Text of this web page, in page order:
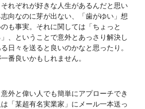
れぞれが好きな人生があるんだと思い
向なのに芽が出ない、「歯がゆい」想
も事実。それに関しては「ちょっと
、ということで意外とあっさり解決し
日々を送ると良いのかなと思ったり。
番良いかもしれません。
外と偉い人でも簡単にアプローチでき
「某超有名実業家」にメール一本送っ